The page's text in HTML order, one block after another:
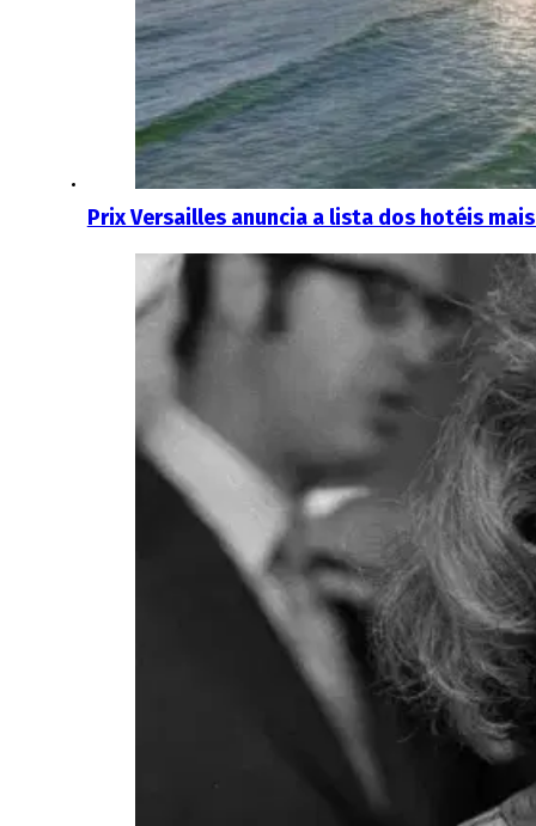
Prix ​​Versailles anuncia a lista dos hotéis